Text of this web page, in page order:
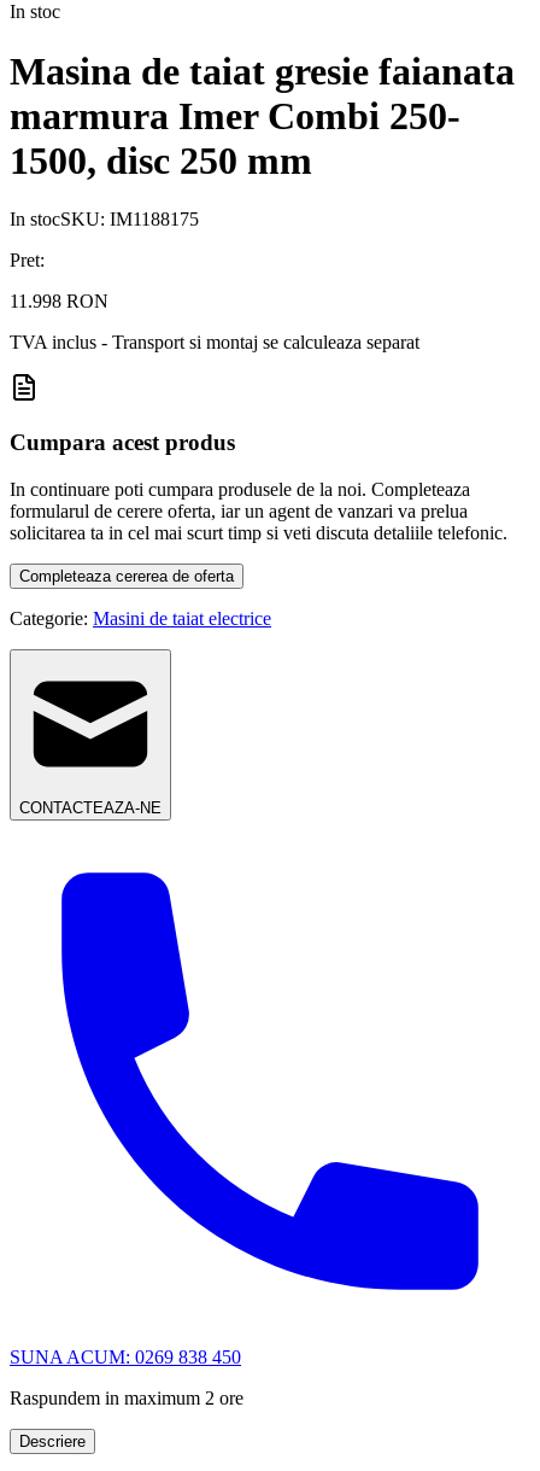
In stoc
Masina de taiat gresie faianata
marmura Imer Combi 250-
1500, disc 250 mm
In stocSKU: IM1188175
Pret:
11.998 RON
TVA inclus - Transport si montaj se calculeaza separat
Cumpara acest produs
In continuare poti cumpara produsele de la noi. Completeaza
formularul de cerere oferta, iar un agent de vanzari va prelua
solicitarea ta in cel mai scurt timp si veti discuta detaliile telefonic.
Completeaza cererea de oferta
Categorie: Masini de taiat electrice
CONTACTEAZA-NE
SUNA ACUM: 0269 838 450
Raspundem in maximum 2 ore
Descriere